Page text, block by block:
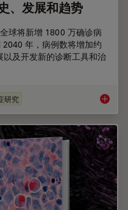
、发展和趋势
球将新增 1800 万确诊病
年，病例数将增加约
及开发新的诊断工具和治
研究 癌症研